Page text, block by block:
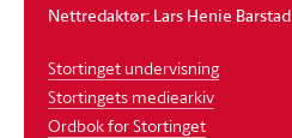
Nettredaktør: Lars Henie Barstad
Stortinget undervisning
Stortingets mediearkiv
Ordbok for Stortinget